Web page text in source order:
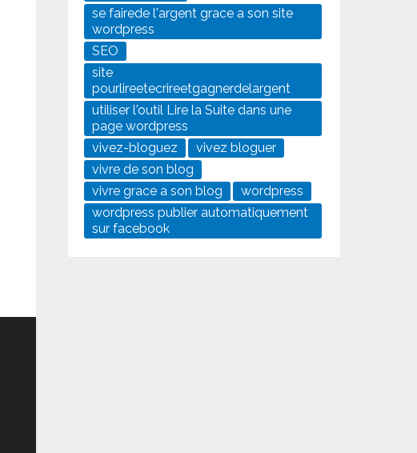
se fairede l'argent grace a son site
wordpress
SEO
site
pourlireetecrireetgagnerdelargent
utiliser l'outil Lire la Suite dans une
page wordpress
vivez-bloguez
vivez bloguer
vivre de son blog
vivre grace a son blog
wordpress
wordpress publier automatiquement
sur facebook